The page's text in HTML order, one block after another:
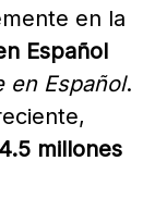
en la
Español
en Español.
4.5 millones